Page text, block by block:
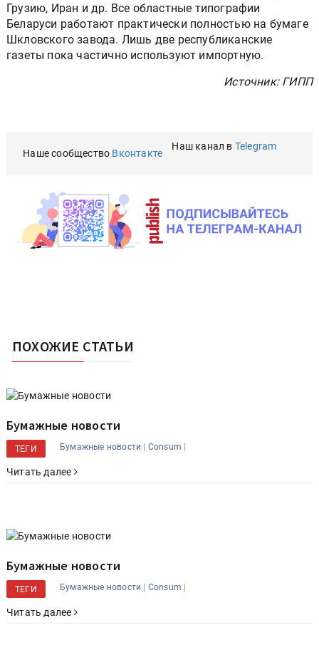
Грузию, Иран и др. Все областные типографии
Беларуси работают практически полностью на бумаге
Шкловского завода. Лишь две республиканские
газеты пока частично используют импортную.
Источник: ГИПП
Наше сообщество Вконтакте
Наш канал в Telegram
ПОХОЖИЕ СТАТЬИ
Бумажные новости
ТЕГИ Бумажные новости | Consum |
Читать далее
Бумажные новости
ТЕГИ Бумажные новости | Consum |
Читать далее